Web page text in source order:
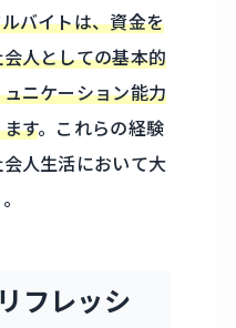
バイトは、資金を
人としての基本的
ニケーション能力
す。これらの経験
人生活において大
フレッシ